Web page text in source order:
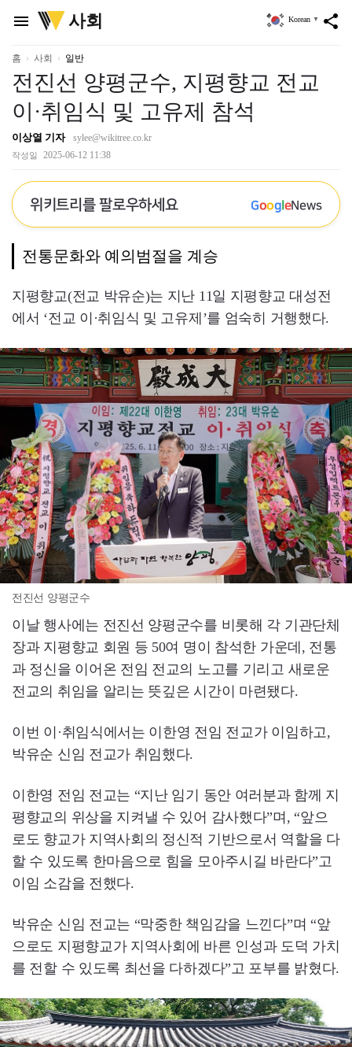
menu
위
키
리
사회 share
Korean ▼
홈 사회 일반
전진선 양평군수, 지평향교 전교
이·취임식 및 고유제 참석
이상열 기자 sylee@wikitree.co.kr
작성일 2025-06-12 11:38
위키트리를 팔로우하세요 GoogleNews
전통문화와 예의범절을 계승
지평향교(전교 박유순)는 지난 11일 지평향교 대성전
에서 ‘전교 이·취임식 및 고유제’를 엄숙히 거행했다.
전진선 양평군수
이날 행사에는 전진선 양평군수를 비롯해 각 기관단체
장과 지평향교 회원 등 50여 명이 참석한 가운데, 전통
과 정신을 이어온 전임 전교의 노고를 기리고 새로운
전교의 취임을 알리는 뜻깊은 시간이 마련됐다.
이번 이·취임식에서는 이한영 전임 전교가 이임하고,
박유순 신임 전교가 취임했다.
이한영 전임 전교는 “지난 임기 동안 여러분과 함께 지
평향교의 위상을 지켜낼 수 있어 감사했다”며, “앞으
로도 향교가 지역사회의 정신적 기반으로서 역할을 다
할 수 있도록 한마음으로 힘을 모아주시길 바란다”고
이임 소감을 전했다.
박유순 신임 전교는 “막중한 책임감을 느낀다”며 “앞
으로도 지평향교가 지역사회에 바른 인성과 도덕 가치
를 전할 수 있도록 최선을 다하겠다”고 포부를 밝혔다.